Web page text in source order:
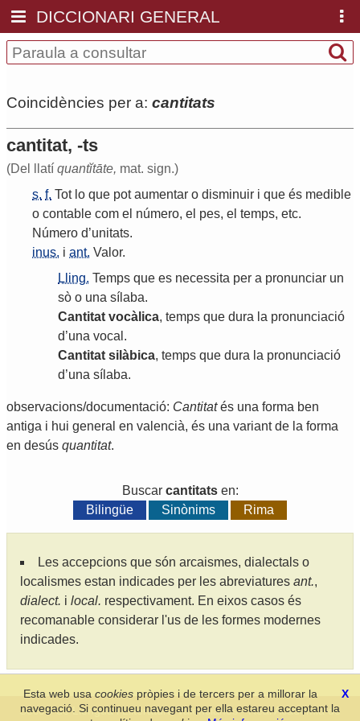
DICCIONARI GENERAL
Coincidències per a: cantitats
cantitat, -ts
(Del llatí quantĭtāte, mat. sign.)
s. f. Tot lo que pot aumentar o disminuir i que és medible
o contable com el número, el pes, el temps, etc.
Número d’unitats.
inus. i ant. Valor.
Lling. Temps que es necessita per a pronunciar un
sò o una sílaba.
Cantitat vocàlica, temps que dura la pronunciació
d’una vocal .
Cantitat silàbica, temps que dura la pronunciació
d’una sílaba.
observacions/documentació: Cantitatés una forma ben
antiga i hui general en valencià, és una variant de la forma
en desús quantitat.
Buscar cantitatsen:
Bilingüe
Sinònims Rima
Les accepcions que són arcaismes, dialectals o
localismes estan indicades per les abreviatures ant.,
dialect. i local. respectivament. En eixos casos és
recomanable considerar l'us de les formes modernes
indicades.
Secció de Llengua i Lliteratura Valencianes-Real Acadèmia de
X
Esta web usacookies pròpies i de tercers per a millorar la
navegació. Si continueu navegant per ella estareu acceptant la